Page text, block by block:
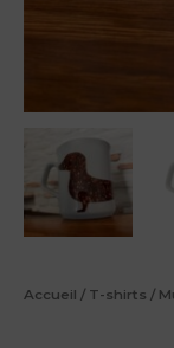
Accueil / T-shirts /